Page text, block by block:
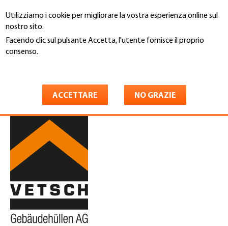
Utilizziamo i cookie per migliorare la vostra esperienza online sul
nostro sito.
Facendo clic sul pulsante Accetta, l'utente fornisce il proprio
consenso.
ACCETTARE NO GRAZIE
al
contenuto
principale
You